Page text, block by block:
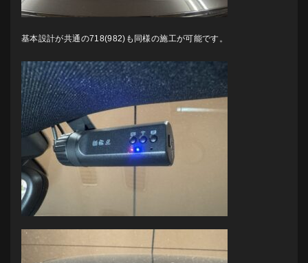
基本設計が共通の718(982)も同様の施工が可能です。